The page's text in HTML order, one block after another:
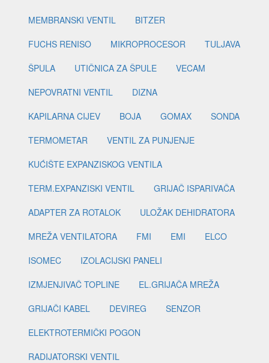
MEMBRANSKI VENTIL
BITZER
FUCHS RENISO
MIKROPROCESOR
TULJAVA
ŠPULA
UTIČNICA ZA ŠPULE
VECAM
NEPOVRATNI VENTIL
DIZNA
KAPILARNA CIJEV
BOJA GOMAX
SONDA
TERMOMETAR
VENTIL ZA PUNJENJE
KUĆIŠTE EXPANZISKOG VENTILA
TERM.EXPANZISKI VENTIL
GRIJAČ ISPARIVAČA
ADAPTER ZA ROTALOK
ULOŽAK DEHIDRATORA
MREŽA VENTILATORA
FMI EMI
ELCO
ISOMEC
IZOLACIJSKI PANELI
IZMJENJIVAČ TOPLINE
EL.GRIJAČA MREŽA
GRIJAČI KABEL
DEVIREG
SENZOR
ELEKTROTERMIČKI POGON
RADIJATORSKI VENTIL